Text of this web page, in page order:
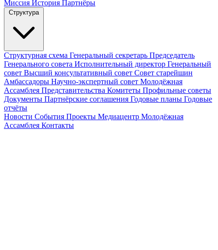
Миссия История Партнёры
Структура
Структурная схема Генеральный секретарь Председатель
Генерального совета Исполнительный директор Генеральный
совет Высший консультативный совет Совет старейшин
Амбассадоры Научно-экспертный совет Молодёжная
Ассамблея Представительства Комитеты Профильные советы
Документы Партнёрские соглашения Годовые планы Годовые
отчёты
Новости События Проекты Медиацентр Молодёжная
Ассамблея Контакты